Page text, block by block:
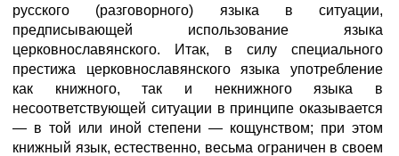
русского (разговорного) языка в ситуации,
предписывающей использование языка
церковнославянского. Итак, в силу специального
престижа церковнославянского языка употребление
как книжного, так и некнижного языка в
несоответствующей ситуации в принципе оказывается
— в той или иной степени — кощунством; при этом
книжный язык, естественно, весьма ограничен в своем